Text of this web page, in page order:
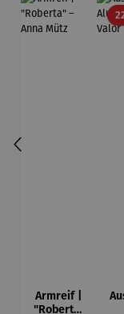
Armreif |
"Roberta"